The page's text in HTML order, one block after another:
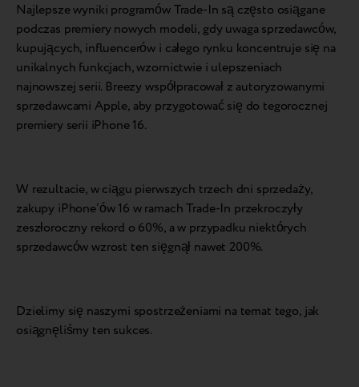
Najlepsze wyniki programów Trade-In są często osiągane
podczas premiery nowych modeli, gdy uwaga sprzedawców,
kupujących, influencerów i całego rynku koncentruje się na
unikalnych funkcjach, wzornictwie i ulepszeniach
najnowszej serii. Breezy współpracował z autoryzowanymi
sprzedawcami Apple, aby przygotować się do tegorocznej
premiery serii iPhone 16.
W rezultacie, w ciągu pierwszych trzech dni sprzedaży,
zakupy iPhone’ów 16 w ramach Trade-In przekroczyły
zeszłoroczny rekord o 60%, a w przypadku niektórych
sprzedawców wzrost ten sięgnął nawet 200%.
Dzielimy się naszymi spostrzeżeniami na temat tego, jak
osiągnęliśmy ten sukces.